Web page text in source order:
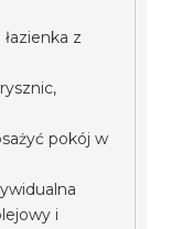
z
pokój w
i